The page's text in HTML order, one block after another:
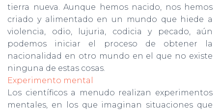
tierra nueva. Aunque hemos nacido, nos hemos
criado y alimentado en un mundo que hiede a
violencia, odio, lujuria, codicia y pecado, aún
podemos iniciar el proceso de obtener la
nacionalidad en otro mundo en el que no existe
ninguna de estas cosas.
Experimento mental
Los científicos a menudo realizan experimentos
mentales, en los que imaginan situaciones que